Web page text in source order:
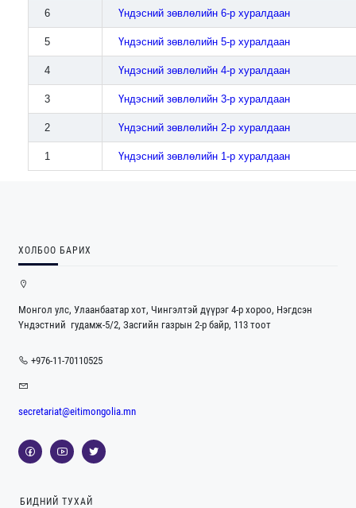
6 Үндэсний зөвлөлийн 6-р хуралдаан
5 Үндэсний зөвлөлийн 5-р хуралдаан
4 Үндэсний зөвлөлийн 4-р хуралдаан
3 Үндэсний зөвлөлийн 3-р хуралдаан
2 Үндэсний зөвлөлийн 2-р хуралдаан
1 Үндэсний зөвлөлийн 1-р хуралдаан
ХОЛБОО БАРИХ
Монгол улс, Улаанбаатар хот, Чингэлтэй дүүрэг 4-р хороо, Нэгдсэн
Үндэстний гудамж-5/2, Засгийн газрын 2-р байр, 113 тоот
+976-11-70110525
secretariat@eitimongolia.mn
БИДНИЙ ТУХАЙ